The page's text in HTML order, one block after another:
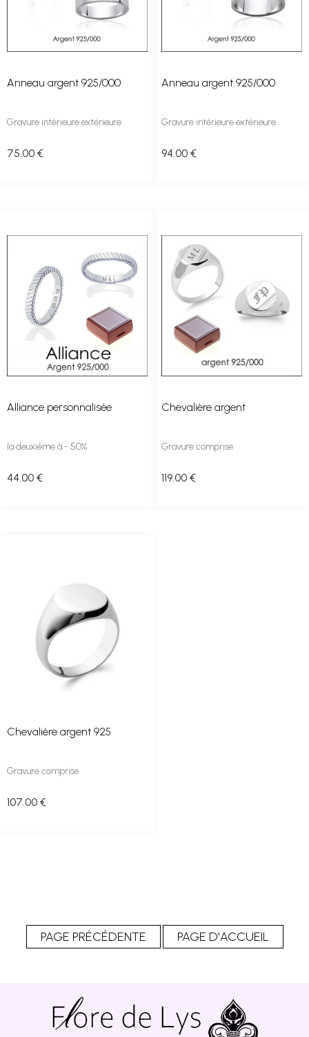
Anneau argent 925/000
Gravure intérieure extérieure
75.00 €
Anneau argent 925/000
Gravure intérieure extérieure
94.00 €
Alliance personnalisée
la deuxième à - 50%
44.00 €
Chevalière argent
Gravure comprise
119.00 €
Chevalière argent 925
Gravure comprise
107.00 €